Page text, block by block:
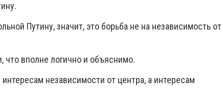
Путину, значит, это борьба не на независимость от
что вполне логично и объяснимо.
независимости от центра, а интересам